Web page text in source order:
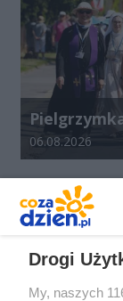
Data dodania
06.08.2026
Drogi
My, naszych